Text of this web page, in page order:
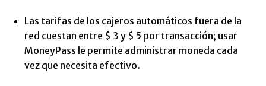
Las tarifas de los cajeros automáticos fuera de la
red cuestan entre $ 3 y $ 5 por transacción; usar
MoneyPass le permite administrar moneda cada
vez que necesita efectivo.